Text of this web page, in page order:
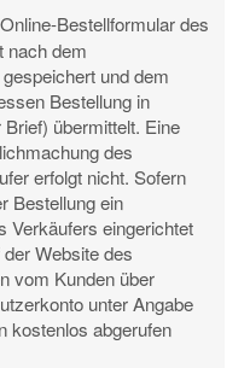
Bestellformular des
nach dem
und dem
Bestellung in
übermittelt. Eine
des
erfolgt nicht. Sofern
Bestellung ein
Verkäufers eingerichtet
Website des
vom Kunden über
unter Angabe
kostenlos abgerufen